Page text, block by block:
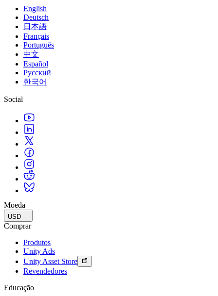
English
Deutsch
日本語
Français
Português
中文
Español
Русский
한국어
Social
Moeda
USD
Comprar
Produtos
Unity Ads
Unity Asset Store
Revendedores
Educação